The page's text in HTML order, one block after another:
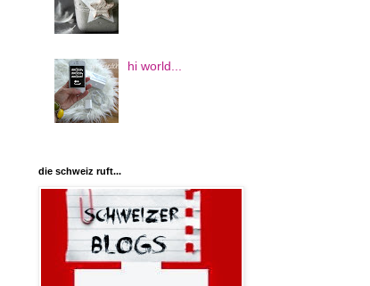
hi world...
die schweiz ruft...